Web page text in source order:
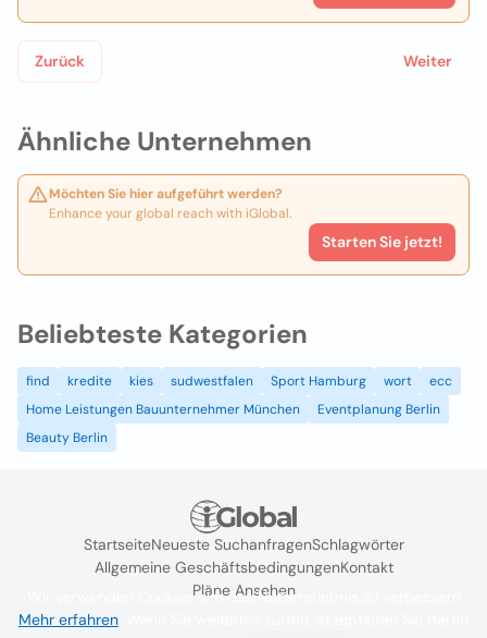
Ähnliche Unternehmen
Möchten Sie hier aufgeführt werden?
Enhance your global reach with iGlobal.
Starten Sie jetzt!
Zurück Weiter
Beliebteste Kategorien
find kredite kies sudwestfalen Sport Hamburg wort
ecc
Home Leistungen Bauunternehmer München
Eventplanung Berlin
Beauty Berlin
StartseiteNeueste SuchanfragenSchlagwörter
Allgemeine GeschäftsbedingungenKontakt
Pläne Ansehen
Wir verwenden Cookies, um das Nutzererlebnis zu verbessern
Mehr erfahren